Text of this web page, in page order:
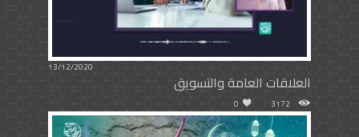
13/12/2020
العلاقات العامة والتسويق
3172
0